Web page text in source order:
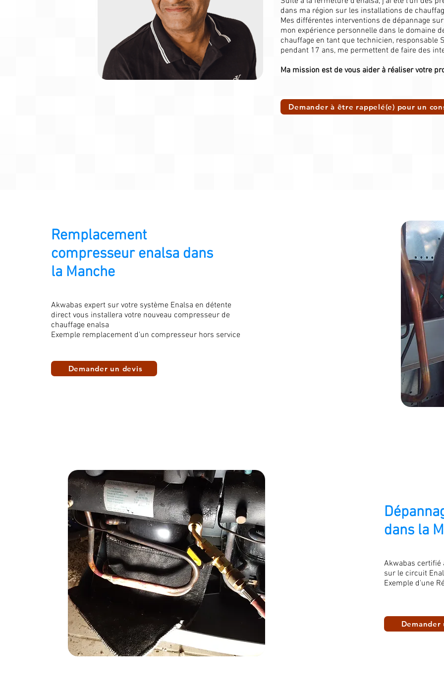
dans ma région sur les installations de
Mes différentes interventions de dépannage
mon expérience personnelle dans le domaine
chauffage en tant que technicien, responsable
pendant 17 ans, me permettent de faire des
Ma mission est de vous aider à réaliser votre
Demander à être rappelé(e) pour un
Remplacement
compresseur enalsa dans
la Manche
Akwabas expert sur votre système Enalsa en détente
direct vous installera votre nouveau compresseur de
chauffage enalsa
Exemple remplacement d'un compresseur hors service
Demander un devis
dans la
Akwabas certifié
sur le circuit
Exemple d'une
Demander